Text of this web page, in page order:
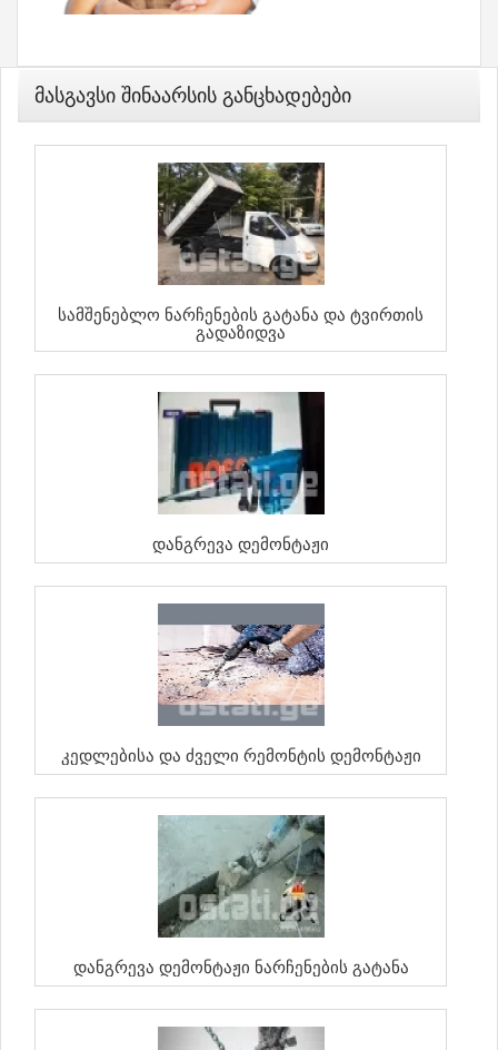
Მასგავსი Შინაარსის Განცხადებები
Სამშენებლო Ნარჩენების Გატანა Და Ტვირთის
Გადაზიდვა
Დანგრევა Დემონტაჟი
Კედლებისა Და Ძველი Რემონტის Დემონტაჟი
Დანგრევა Დემონტაჟი Ნარჩენების Გატანა